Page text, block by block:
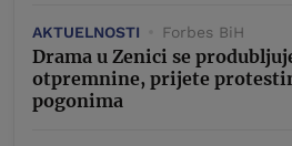
AKTUELNOSTI Forbes BiH
Drama u Zenici se
otpremnine, prijete
pogonima